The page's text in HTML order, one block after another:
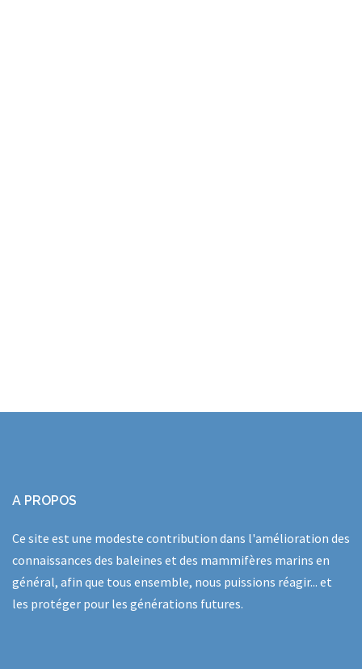
A PROPOS
Ce site est une modeste contribution dans l'amélioration des
connaissances des baleines et des mammifères marins en
général, afin que tous ensemble, nous puissions réagir... et
les protéger pour les générations futures.